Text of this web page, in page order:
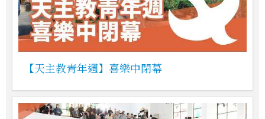
【天主教青年週】喜樂中閉幕